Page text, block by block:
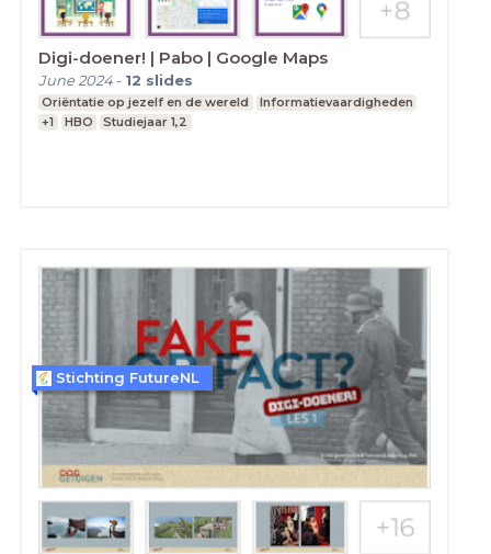
Digi-doener! | Pabo | Google Maps
June 2024- 12 slides
Oriëntatie op jezelf en de wereld
Informatievaardigheden
+1
HBO Studiejaar 1,2
Stichting FutureNL